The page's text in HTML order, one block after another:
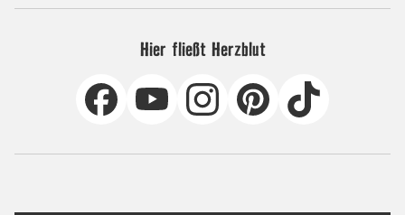
Hier fließt Herzblut